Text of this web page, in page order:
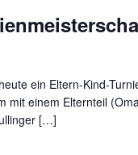
ein Eltern-Kind-
mit einem Elternteil
[…]